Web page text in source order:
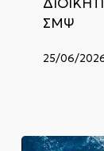
ΣΜΨ
25/06/